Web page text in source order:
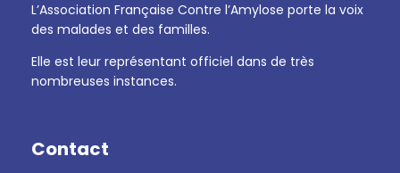
L’Association Française Contre l’Amylose porte la voix
des malades et des familles.
Elle est leur représentant officiel dans de très
nombreuses instances.
Contact